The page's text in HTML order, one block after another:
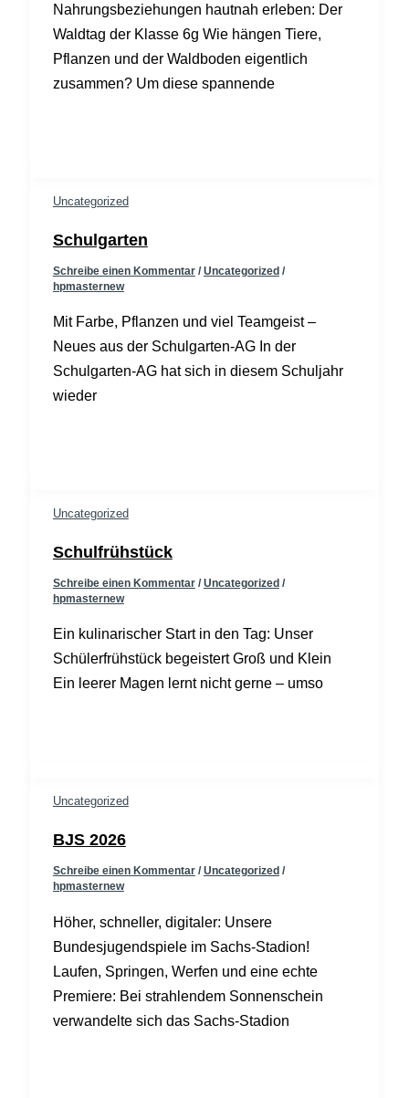
Nahrungsbeziehungen hautnah erleben: Der
Waldtag der Klasse 6g Wie hängen Tiere,
Pflanzen und der Waldboden eigentlich
zusammen? Um diese spannende
Uncategorized
Schulgarten
Schreibe einen Kommentar /Uncategorized/
hpmasternew
Mit Farbe, Pflanzen und viel Teamgeist –
Neues aus der Schulgarten-AG In der
Schulgarten-AG hat sich in diesem Schuljahr
wieder
Uncategorized
Schulfrühstück
Schreibe einen Kommentar /Uncategorized /
hpmasternew
Ein kulinarischer Start in den Tag: Unser
Schülerfrühstück begeistert Groß und Klein
Ein leerer Magen lernt nicht gerne – umso
Uncategorized
BJS 2026
Schreibe einen Kommentar /Uncategorized /
hpmasternew
Höher, schneller, digitaler: Unsere
Bundesjugendspiele im Sachs-Stadion!
Laufen, Springen, Werfen und eine echte
Premiere: Bei strahlendem Sonnenschein
verwandelte sich das Sachs-Stadion